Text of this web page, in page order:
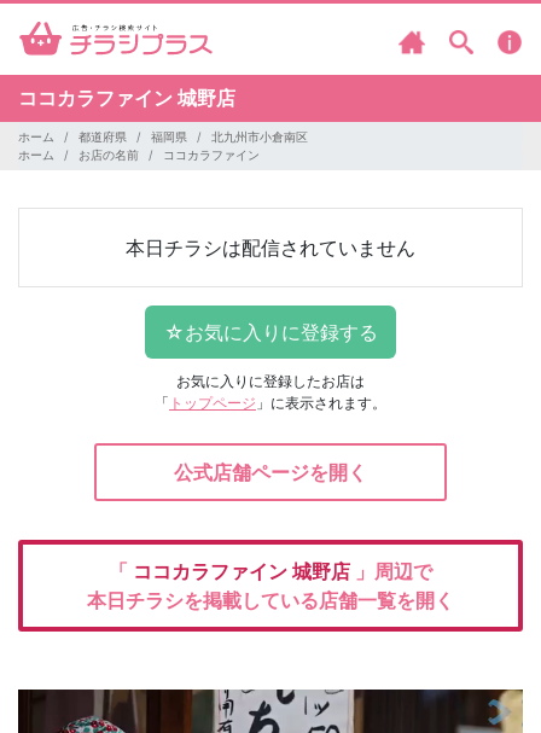
ココカラファイン 城野店
ホーム 都道府県 福岡県
北九州市小倉南区
ホーム
お店の名前 ココカラファイン
本日チラシは配信されていません
お気に入りに登録したお店は
「 トップページ 」に表示されます。
公式店舗ページを開く
「 ココカラファイン 城野店 」周辺で
本日チラシを掲載している店舗一覧を開く